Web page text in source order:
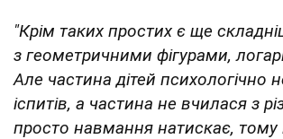
"Крім таких простих є ще
з геометричними фігурами,
Але частина дітей психологічно
іспитів, а частина не вчилася з
просто навмання натискає,